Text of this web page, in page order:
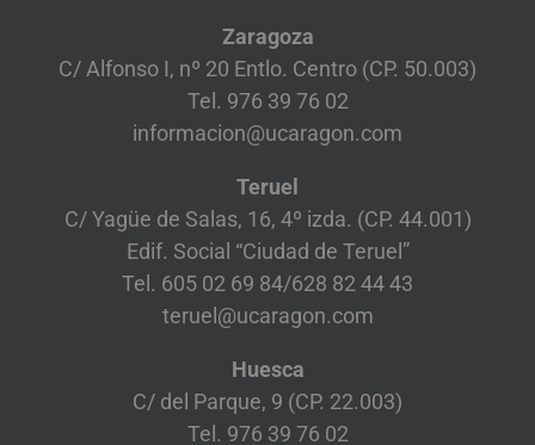
Zaragoza
C/ Alfonso I, nº 20 Entlo. Centro (CP. 50.003)
Tel. 976 39 76 02
informacion@ucaragon.com
Teruel
C/ Yagüe de Salas, 16, 4º izda. (CP. 44.001)
Edif. Social “Ciudad de Teruel”
Tel. 605 02 69 84/628 82 44 43
teruel@ucaragon.com
Huesca
C/ del Parque, 9 (CP. 22.003)
Tel. 976 39 76 02